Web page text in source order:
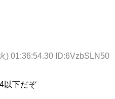
) 01:36:54.30 ID:6VzbSLN50
以下だぞ